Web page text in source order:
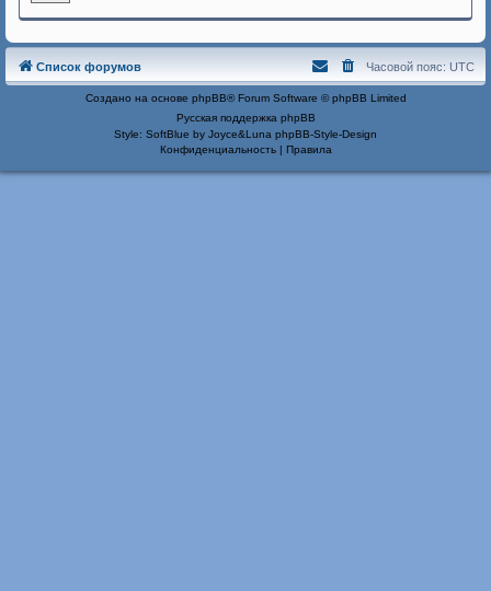
Список форумов Часовой пояс: UTC
Создано на основе phpBB® Forum Software © phpBB Limited
Русская поддержка phpBB
Style: SoftBlue by Joyce&Luna phpBB-Style-Design
Конфиденциальность| Правила